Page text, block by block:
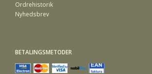
Ordrehistorik
Nyhedsbrev
BETALINGSMETODER